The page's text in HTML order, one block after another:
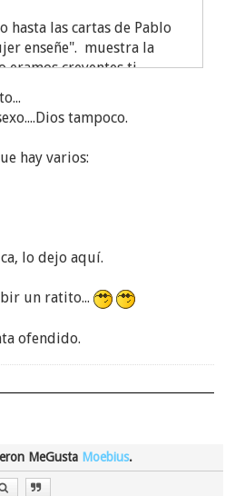
hasta las cartas de Pablo
enseñe". muestra la
eramos creyentes tj.
hasta la ridiculez
ciertas ocasiones delante
sumisión. La visión que
monjas limpiando u
un montón de
trasnochado y
que hay mujeres, las
3:11, se las relega a
cuidar enfermos.
las recuerdo. ¿No estan
para cualquier
tampoco.
hay varios:
lo dejo aquí.
un ratito...
ofendido.
MeGusta Moebius.